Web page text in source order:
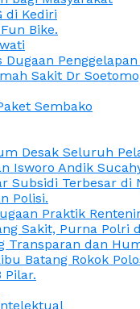
di Kediri
Bike.
Penggelapan
Sakit Dr
Sembako
Desak Seluruh
Isworo Andik
Subsidi Terbesar
Polisi.
Praktik
Sakit, Purna Polri
Transparan dan
Batang Rokok
Pilar.